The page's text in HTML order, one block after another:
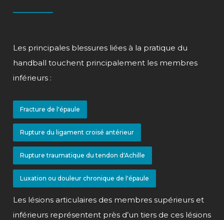
Les principales blessures liées à la pratique du
handball touchent principalement les membres
inférieurs :
Fracture de l'épaule
Rupture du ligament croisé antérieur
Rupture traumatique du tendon d'Achille
Luxation ou douleur chronique de l'épaule
Les lésions articulaires des membres supérieurs et
inférieurs représentent près d’un tiers de ces lésions